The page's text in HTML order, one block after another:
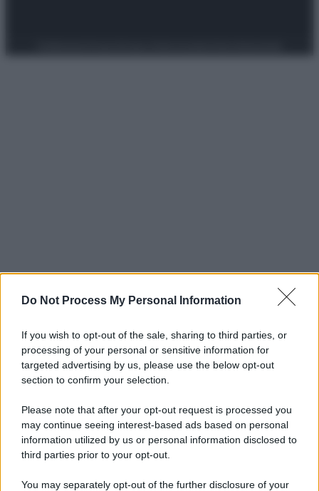
Do Not Process My Personal Information
If you wish to opt-out of the sale, sharing to third parties, or
processing of your personal or sensitive information for
targeted advertising by us, please use the below opt-out
section to confirm your selection.
Please note that after your opt-out request is processed you
may continue seeing interest-based ads based on personal
information utilized by us or personal information disclosed to
third parties prior to your opt-out.
You may separately opt-out of the further disclosure of your